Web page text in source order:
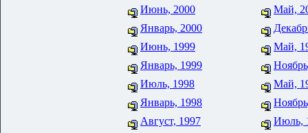
Июнь, 2000
Май,
Январь, 2000
Июнь, 1999
Май,
Январь, 1999
Июль, 1998
Май,
Январь, 1998
Август, 1997
Июль,